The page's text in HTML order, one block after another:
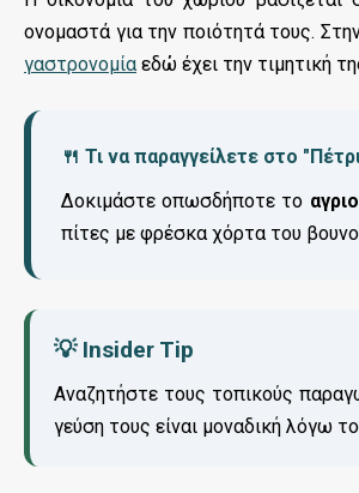
ονομαστά για την ποιότητά τους.
γαστρονομία εδώ έχει την τιμητική
🍴 Τι να παραγγείλετε στο
Δοκιμάστε οπωσδήποτε το
πίτες με φρέσκα χόρτα του
💡 Insider Tip
Αναζητήστε τους τοπικούς
γεύση τους είναι μοναδική λόγω